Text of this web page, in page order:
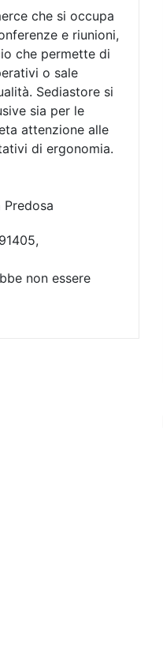
che si occupa
e riunioni,
che permette di
o sale
Sediastore si
sia per le
attenzione alle
di ergonomia.
non essere